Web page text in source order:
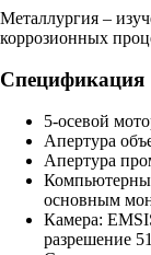
Металлургия –
коррозионных
Спецификация
5-осевой
Апертура
Апертура
основным
Камера:
разрешение